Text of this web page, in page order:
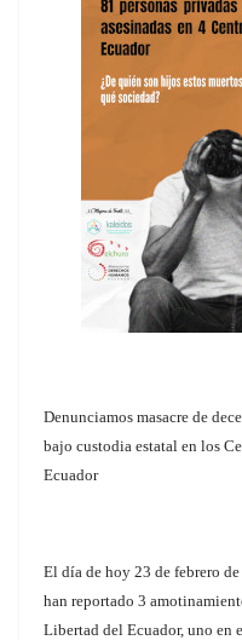
Denunciamos masacre de
bajo custodia estatal en los
Ecuador
El día de hoy 23 de febrero
han reportado 3
Libertad del Ecuador, uno en